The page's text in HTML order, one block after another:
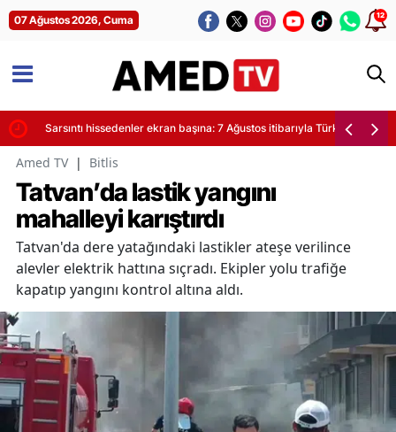
07 Ağustos 2026, Cuma 12
Sarsıntı hissedenler ekran başına: 7 Ağustos itibarıyla Türkiye'de son
Amed TV | Bitlis
Tatvan’da lastik yangını
mahalleyi karıştırdı
Tatvan'da dere yatağındaki lastikler ateşe verilince
alevler elektrik hattına sıçradı. Ekipler yolu trafiğe
kapatıp yangını kontrol altına aldı.